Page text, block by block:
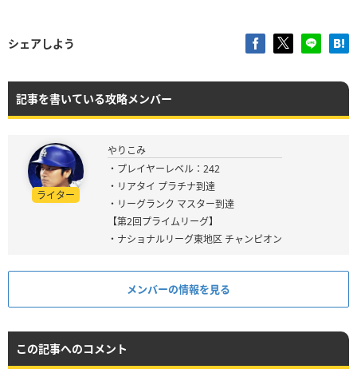
シェアしよう
記事を書いている攻略メンバー
ライター
やりこみ
・プレイヤーレベル：242
・リアタイ プラチナ到達
・リーグランク マスター到達
【第2回プライムリーグ】
・ナショナルリーグ東地区 チャンピオン
メンバーの情報を見る
この記事へのコメント